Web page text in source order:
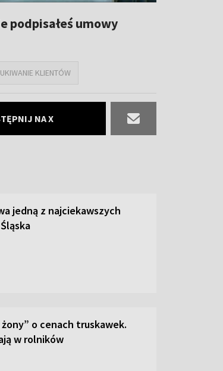
podpisałeś umowy
KLIENTÓW
NA X
jedną z najciekawszych
o cenach truskawek.
w rolników